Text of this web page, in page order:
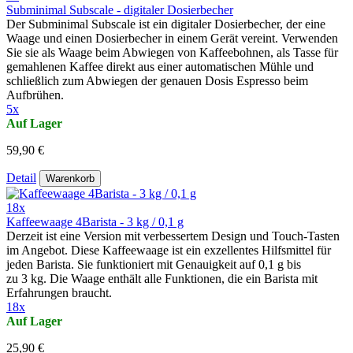
Subminimal Subscale - digitaler Dosierbecher
Der Subminimal Subscale ist ein digitaler Dosierbecher, der eine
Waage und einen Dosierbecher in einem Gerät vereint. Verwenden
Sie sie als Waage beim Abwiegen von Kaffeebohnen, als Tasse für
gemahlenen Kaffee direkt aus einer automatischen Mühle und
schließlich zum Abwiegen der genauen Dosis Espresso beim
Aufbrühen.
5x
Auf Lager
59,90 €
Detail Warenkorb
18x
Kaffeewaage 4Barista - 3 kg / 0,1 g
Derzeit ist eine Version mit verbessertem Design und Touch-Tasten
im Angebot. Diese Kaffeewaage ist ein exzellentes Hilfsmittel für
jeden Barista. Sie funktioniert mit Genauigkeit auf 0,1 g bis
zu 3 kg. Die Waage enthält alle Funktionen, die ein Barista mit
Erfahrungen braucht.
18x
Auf Lager
25,90 €